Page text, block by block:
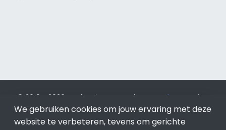
© 2019 - 2026 Realisatie en SEO door SEO-bureau
Lion
Internet. Betaal alleen voor bewezen resultaten?SEO
optimalisatie No Cure No Pay.Baren-Drechtis onderdeel
We gebruiken cookies om jouw ervaring met deze
website te verbeteren, tevens om gerichte